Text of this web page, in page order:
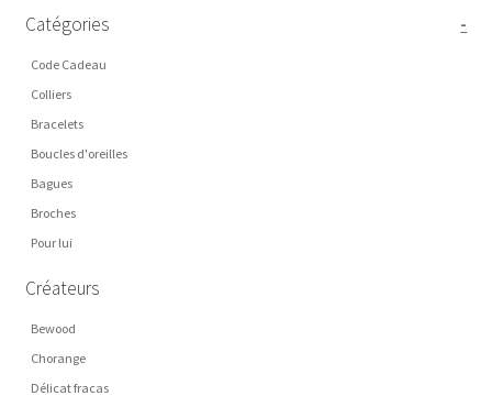
Catégories -
Code Cadeau
Colliers
Bracelets
Boucles d'oreilles
Bagues
Broches
Pour lui
Créateurs
Bewood
Chorange
Délicat fracas